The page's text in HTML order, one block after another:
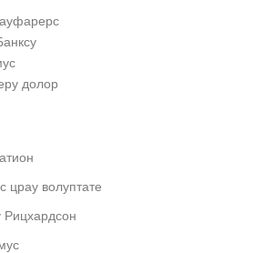
долор
цраy волуптате